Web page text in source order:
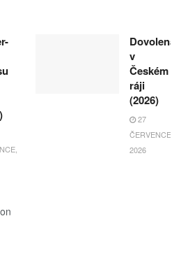
Dovolená
v
Českém
ráji
(2026)
27
ČERVENCE,
2026